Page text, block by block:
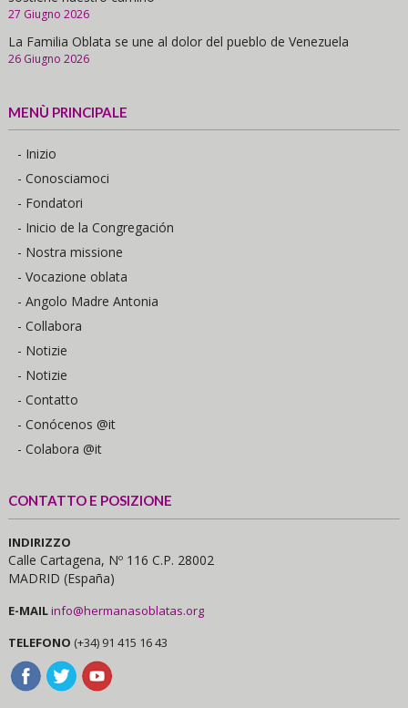
27 Giugno 2026
La Familia Oblata se une al dolor del pueblo de Venezuela
26 Giugno 2026
MENÙ PRINCIPALE
- Inizio
- Conosciamoci
- Fondatori
- Inicio de la Congregación
- Nostra missione
- Vocazione oblata
- Angolo Madre Antonia
- Collabora
- Notizie
- Notizie
- Contatto
- Conócenos @it
- Colabora @it
CONTATTO E POSIZIONE
INDIRIZZO
Calle Cartagena, Nº 116 C.P. 28002
MADRID (España)
E-MAILinfo@hermanasoblatas.org
TELEFONO (+34) 91 415 16 43